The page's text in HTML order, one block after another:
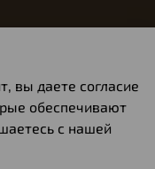
вы даете согласие
обеспечивают
с нашей